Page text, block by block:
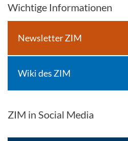
Wichtige Informationen
Newsletter ZIM
Wiki des ZIM
ZIM in Social Media